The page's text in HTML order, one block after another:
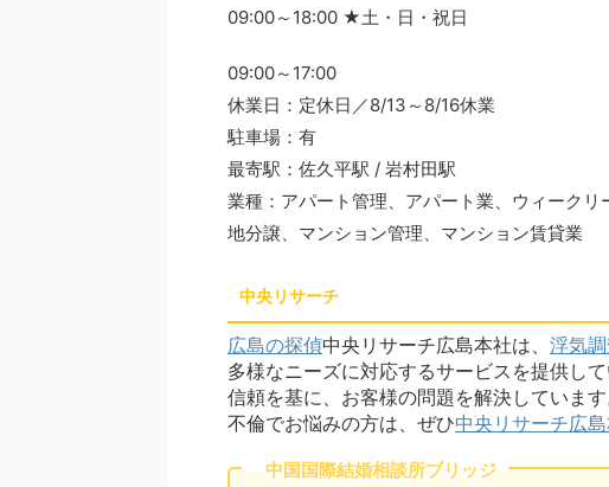
09:00～18:00 ★土・日・祝日
09:00～17:00
休業日：定休日／8/13～8/16休業
駐車場：有
最寄駅：佐久平駅 / 岩村田駅
業種：アパート管理、アパート業、ウィーク
地分譲、マンション管理、マンション賃貸業
中央リサーチ
広島の探偵中央リサーチ広島本社は、 浮気
多様なニーズに対応するサービスを提供し
信頼を基に、お客様の問題を解決していま
不倫でお悩みの方は、ぜひ中央リサーチ広
中国国際結婚相談所ブリッジ